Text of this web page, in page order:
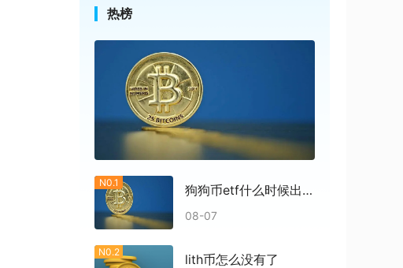
热榜
N0.1 狗狗币etf什么时候出结果
08-07
N0.2 lith币怎么没有了